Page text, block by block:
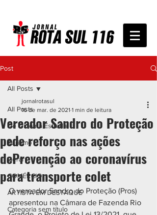
Post
All Posts
De Olho na Estrada
Turismo
Geral
COMÉRCIO
ARTISTA EM DESTAQUE
Categoria sem título
All Posts
Vereador Sandro do Proteção
pede reforço nas ações
dePrevenção ao coronavírus
para transporte colet
jornalrotasul
16 de mar. de 2021 1 min de leitura
O vereador Sandro do Proteção (Pros)
apresentou na Câmara de Fazenda Rio